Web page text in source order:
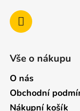
Vše o nákupu
O nás
Obchodní
Nákupní košík